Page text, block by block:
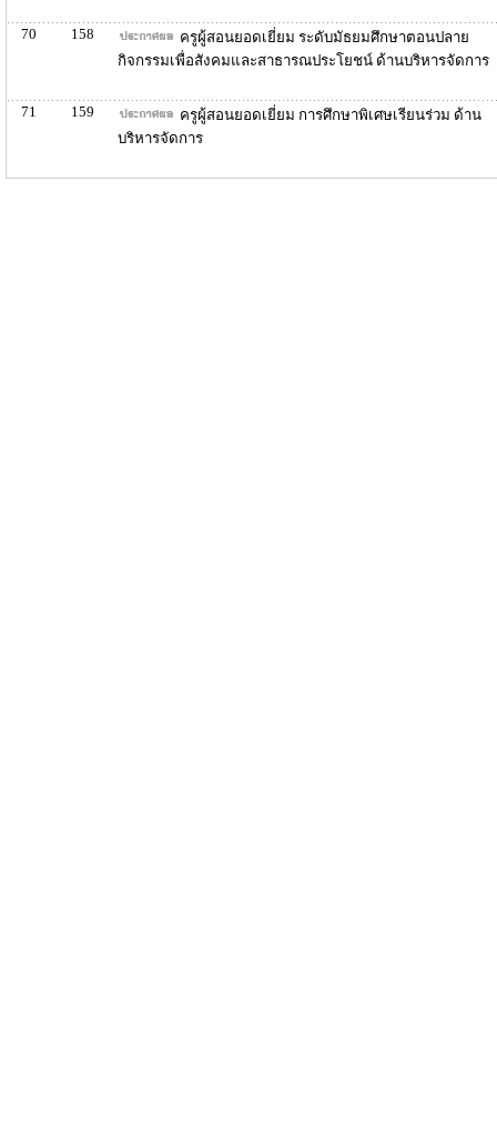
70 158
ครูผู้สอนยอดเยี่ยม ระดับมัธยมศึกษาตอนปลาย
กิจกรรมเพื่อสังคมและสาธารณประโยชน์ ด้านบริหารจัดการ
71 159
ครูผู้สอนยอดเยี่ยม การศึกษาพิเศษเรียนร่วม ด้าน
บริหารจัดการ